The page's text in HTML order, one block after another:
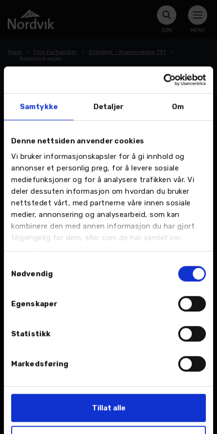
Samtykke Detaljer Om
Denne nettsiden anvender cookies
Vi bruker informasjonskapsler for å gi innhold og
annonser et personlig preg, for å levere sosiale
mediefunksjoner og for å analysere trafikken vår. Vi
deler dessuten informasjon om hvordan du bruker
nettstedet vårt, med partnerne våre innen sosiale
medier, annonsering og analysearbeid, som kan
kombinere den med annen informasjon du har gjort
tilgjengelig for dem, eller som de har samlet inn
gjennom din bruk av tjenestene deres.
Nødvendig
Egenskaper
Statistikk
Markedsføring
Tillat alle
SØK MENY
Hjem Finn Forhandler
Steinkjer - Kvamsvegen 791
Administrasjon
BIL
Nybil
Åpningstider
Verksted